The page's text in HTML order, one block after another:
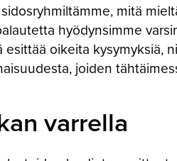
mitä
hyödynsimme
oikeita kysymyksiä,
joiden
varrella